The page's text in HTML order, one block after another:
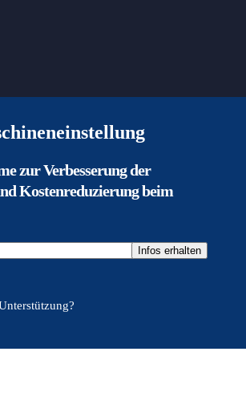
zur Verbesserung der
Kostenreduzierung beim